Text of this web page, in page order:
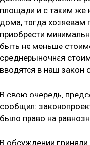
площади и с таким же
дома, тогда хозяевам
приобрести
быть не меньше
среднерыночная
вводятся в наш закон
В свою очередь,
сообщил:
было право на
В обсуждении приняли